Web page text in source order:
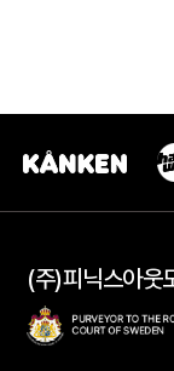
(주)피닉스아웃